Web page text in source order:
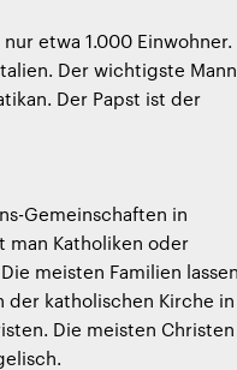
etwa 1.000 Einwohner.
Der wichtigste Mann
Der Papst ist der
Gemeinschaften in
man Katholiken oder
meisten Familien lassen
der katholischen Kirche in
Die meisten